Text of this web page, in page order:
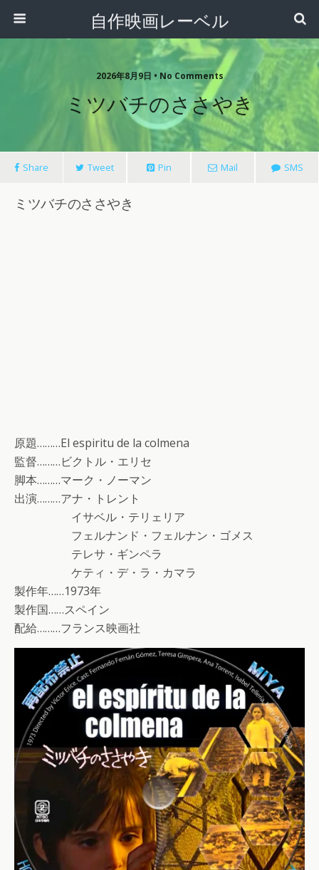
自作映画レーベル
2026年8月9日 • No Comments
ミツバチのささやき
Share Tweet Pin Mail SMS
ミツバチのささやき
原題………El espiritu de la colmena
監督………ビクトル・エリセ
脚本………マーク・ノーマン
出演………アナ・トレント
イサベル・テリェリア
フェルナンド・フェルナン・ゴメス
テレサ・ギンペラ
ケティ・デ・ラ・カマラ
製作年……1973年
製作国……スペイン
配給………フランス映画社